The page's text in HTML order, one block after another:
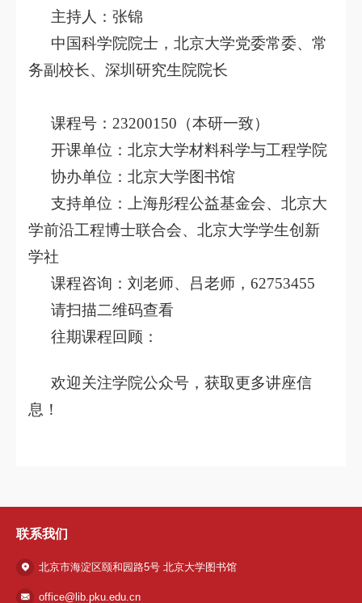
主持人： 张锦
中国科学院院士，北京大学党委常委、常
务副校长、深圳研究生院院长
课程号： 23200150（本研一致）
开课单位： 北京大学材料科学与工程学院
协办单位： 北京大学图书馆
支持单位：
上海彤程公益基金会、北京大
学前沿工程博士联合会、北京大学学生创新
学社
课程咨询： 刘老师、吕老师，62753455
请扫描二维码查看
往期课程回顾：
欢迎关注学院公众号，获取更多讲座信
息！
联系我们
北京市海淀区颐和园路5号 北京大学图书馆
office@lib.pku.edu.cn